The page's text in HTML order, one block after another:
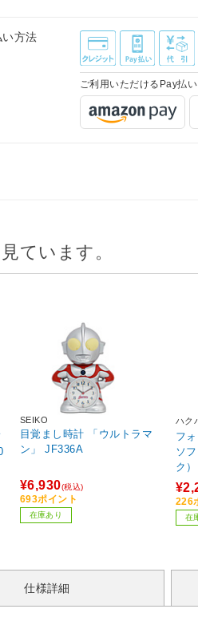
い方法
ご利用いただけるPay払い
ています。
SEIKO
目覚まし時計 「ウルトラマ
ン」 JF336A
¥6,930(税込)
693ポイント
在庫あり
ハク
フ
ソ
ク
226
在
仕様詳細